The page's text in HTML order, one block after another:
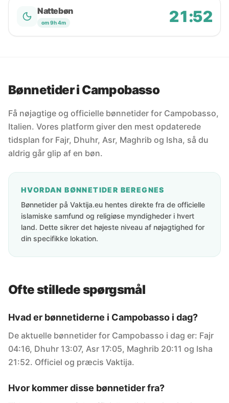
Nattebøn
om 9h 4m 21:52
Bønnetider i Campobasso
Få nøjagtige og officielle bønnetider for Campobasso,
Italien. Vores platform giver den mest opdaterede
tidsplan for Fajr, Dhuhr, Asr, Maghrib og Isha, så du
aldrig går glip af en bøn.
HVORDAN BØNNETIDER BEREGNES
Bønnetider på Vaktija.eu hentes direkte fra de officielle
islamiske samfund og religiøse myndigheder i hvert
land. Dette sikrer det højeste niveau af nøjagtighed for
din specifikke lokation.
Ofte stillede spørgsmål
Hvad er bønnetiderne i Campobasso i dag?
De aktuelle bønnetider for Campobasso i dag er: Fajr
04:16, Dhuhr 13:07, Asr 17:05, Maghrib 20:11 og Isha
21:52. Officiel og præcis Vaktija.
Hvor kommer disse bønnetider fra?